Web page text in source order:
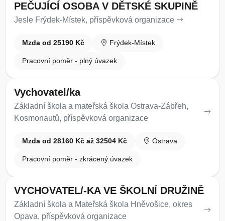
PEČUJÍCÍ OSOBA V DĚTSKÉ SKUPINĚ
Jesle Frýdek-Místek, příspěvková organizace
Mzda od 25190 Kč Frýdek-Místek
Pracovní poměr - plný úvazek
Vychovatel/ka
Základní škola a mateřská škola Ostrava-Zábřeh,
Kosmonautů, příspěvková organizace
Mzda od 28160 Kč až 32504 Kč Ostrava
Pracovní poměr - zkrácený úvazek
VYCHOVATEL/-KA VE ŠKOLNÍ DRUŽINĚ
Základní škola a Mateřská škola Hněvošice, okres
Opava, příspěvková organizace